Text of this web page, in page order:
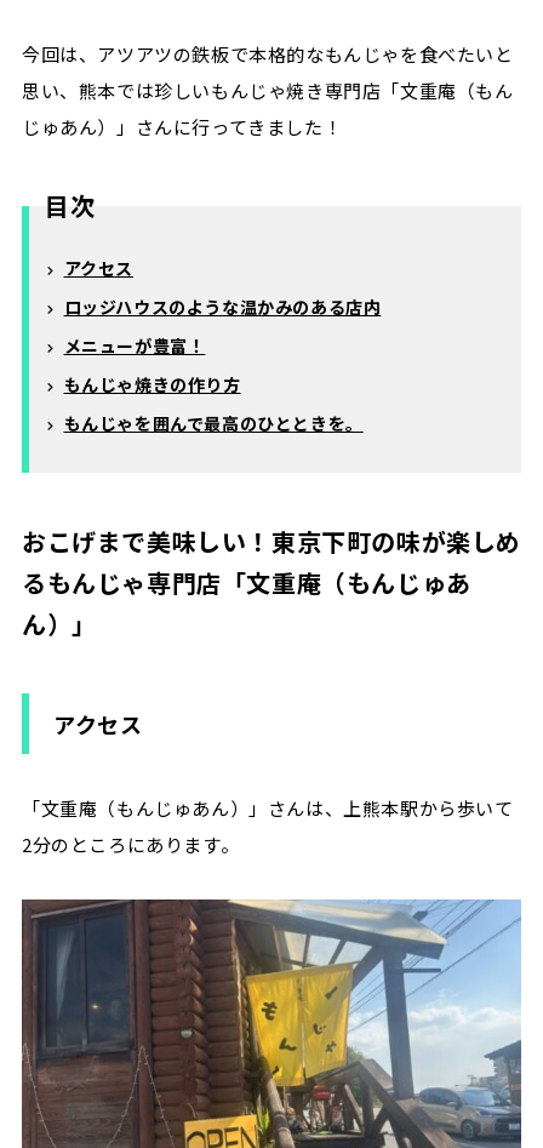
今回は、アツアツの鉄板で本格的なもんじゃを食べたいと
思い、熊本では珍しいもんじゃ焼き専門店「文重庵（もん
じゅあん）」さんに行ってきました！
目次
アクセス
ロッジハウスのような温かみのある店内
メニューが豊富！
もんじゃ焼きの作り方
もんじゃを囲んで最高のひとときを。
おこげまで美味しい！東京下町の味が楽しめ
るもんじゃ専門店「文重庵（もんじゅあ
ん）」
アクセス
「文重庵（もんじゅあん）」さんは、上熊本駅から歩いて
2分のところにあります。